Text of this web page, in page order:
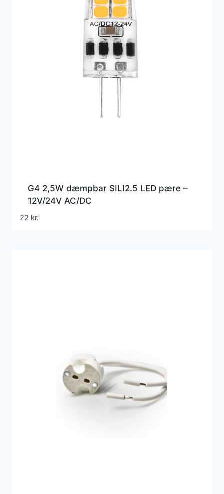
G4 2,5W dæmpbar SILI2.5 LED pære –
12V/24V AC/DC
22 kr.